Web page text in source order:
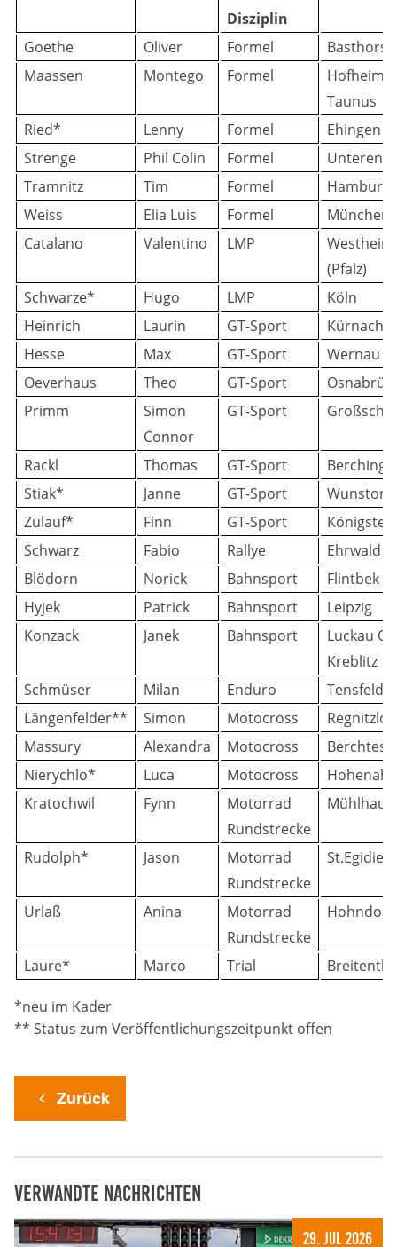
Disziplin
Goethe Oliver Formel
Basthorst
Maassen
Montego Formel
Hofheim
Taunus
Ried*
Lenny Formel
Ehingen
Strenge
Phil Colin Formel
Tramnitz
Tim Formel
Hamburg
Weiss
Elia Luis Formel
München
Catalano
Valentino LMP
Westheim
(Pfalz)
Schwarze*
Hugo LMP
Köln
Heinrich
Laurin GT-Sport
Kürnach
Hesse
Max GT-Sport
Wernau
Oeverhaus
Theo GT-Sport
Primm
Simon
Connor
GT-Sport
Rackl Thomas GT-Sport
Berching
Stiak*
Janne GT-Sport
Wunstorf
Zulauf*
Finn GT-Sport
Schwarz
Fabio Rallye
Ehrwald
Blödorn
Norick Bahnsport
Flintbek
Hyjek
Patrick Bahnsport
Leipzig
Konzack
Janek Bahnsport
Luckau OT
Kreblitz
Schmüser
Milan Enduro
Tensfeld
Längenfelder**
Simon Motocross
Massury
Alexandra Motocross
Nierychlo*
Luca Motocross
Hohenahr
Kratochwil
Fynn
Motorrad
Rundstrecke
Rudolph* Jason
Motorrad
Rundstrecke
St.Egidien
Urlaß Anina
Motorrad
Rundstrecke
Hohndorf
Laure* Marco Trial
*neu im Kader
** Status zum Veröffentlichungszeitpunkt offen
Zurück
Verwandte Nachrichten
29. Jul 2026